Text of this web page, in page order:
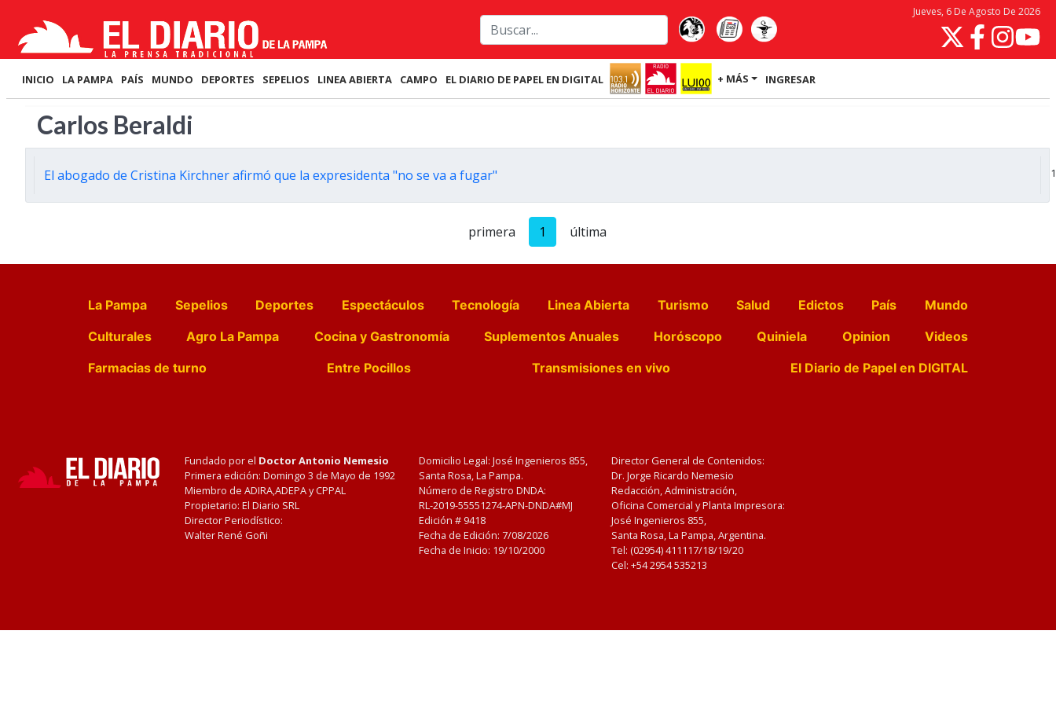
Jueves, 6 De Agosto De 2026
INICIO LA PAMPA PAÍS MUNDO DEPORTES SEPELIOS LINEA ABIERTA CAMPO EL DIARIO DE PAPEL EN DIGITAL + MÁS INGRESAR
Carlos Beraldi
El abogado de Cristina Kirchner afirmó que la expresidenta "no se va a fugar"
primera 1 última
La Pampa Sepelios Deportes Espectáculos Tecnología Linea Abierta Turismo Salud Edictos País
Mundo
Culturales
Agro La Pampa Cocina y Gastronomía Suplementos Anuales Horóscopo Quiniela Opinion
Videos
Farmacias de turno
Entre Pocillos Transmisiones en vivo El Diario de Papel en DIGITAL
Fundado por el Doctor Antonio Nemesio
Primera edición: Domingo 3 de Mayo de 1992
Miembro de ADIRA,ADEPA y CPPAL
Propietario: El Diario SRL
Director Periodístico:
Walter René Goñi
Domicilio Legal: José Ingenieros 855,
Santa Rosa, La Pampa.
Número de Registro DNDA:
RL-2019-55551274-APN-DNDA#MJ
Edición # 9418
Fecha de Edición: 7/08/2026
Fecha de Inicio: 19/10/2000
Director General de Contenidos:
Dr. Jorge Ricardo Nemesio
Redacción, Administración,
Oficina Comercial y Planta Impresora:
José Ingenieros 855,
Santa Rosa, La Pampa, Argentina.
Tel: (02954) 411117/18/19/20
Cel: +54 2954 535213